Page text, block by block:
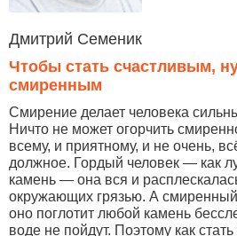
Дмитрий Семеник
Чтобы стать счастливым,
смиренным
Смирение делает человека
Ничто не может огорчить
всему, и приятному, и не очень,
должное. Гордый человек — как
камень — она вся и
окружающих грязью. А
оно поглотит любой камень
воде не пойдут. Поэтому как